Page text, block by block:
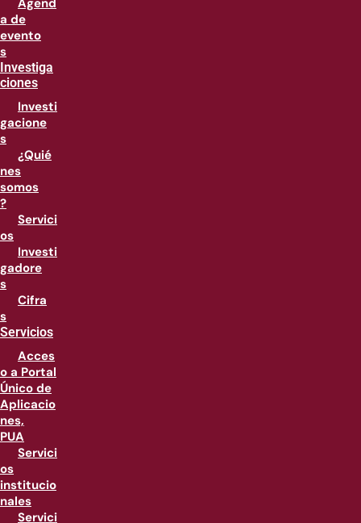
Agend
a de
evento
s
Investiga
ciones
Investi
gacione
s
¿Quié
nes
somos
?
Servici
os
Investi
gadore
s
Cifra
s
Servicios
Acces
o a Portal
Único de
Aplicacio
nes,
PUA
Servici
os
institucio
nales
Servici